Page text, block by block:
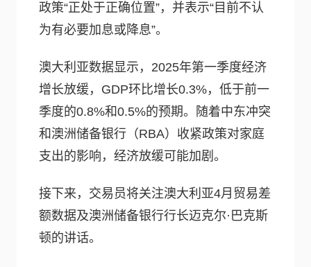
政策“正处于正确位置”，并表示“目前不认
为有必要加息或降息”。
澳大利亚数据显示，2025年第一季度经济
增长放缓，GDP环比增长0.3%，低于前一
季度的0.8%和0.5%的预期。随着中东冲突
和澳洲储备银行（RBA）收紧政策对家庭
支出的影响，经济放缓可能加剧。
接下来，交易员将关注澳大利亚4月贸易差
额数据及澳洲储备银行行长迈克尔·巴克斯
顿的讲话。